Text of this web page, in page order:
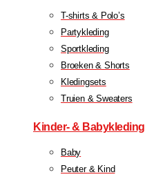
T-shirts & Polo’s
Partykleding
Sportkleding
Broeken & Shorts
Kledingsets
Truien & Sweaters
Kinder- & Babykleding
Baby
Peuter & Kind